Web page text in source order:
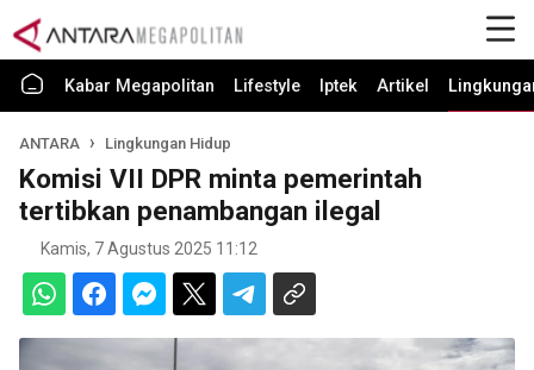
Kabar Megapolitan Lifestyle Iptek Artikel
ANTARA Lingkungan Hidup
Komisi VII DPR minta pemerintah
tertibkan penambangan ilegal
Kamis, 7 Agustus 2025 11:12